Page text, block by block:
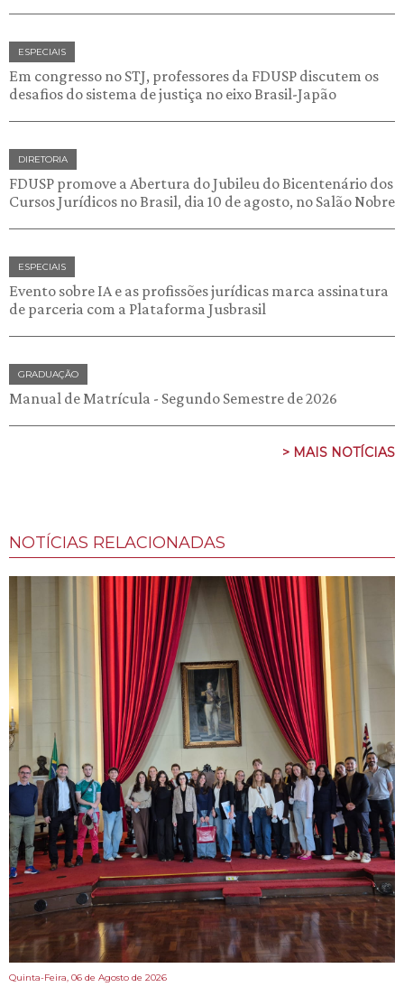
ESPECIAIS
Em congresso no STJ, professores da FDUSP discutem os
desafios do sistema de justiça no eixo Brasil-Japão
DIRETORIA
FDUSP promove a Abertura do Jubileu do Bicentenário dos
Cursos Jurídicos no Brasil, dia 10 de agosto, no Salão Nobre
ESPECIAIS
Evento sobre IA e as profissões jurídicas marca assinatura
de parceria com a Plataforma Jusbrasil
GRADUAÇÃO
Manual de Matrícula - Segundo Semestre de 2026
> MAIS NOTÍCIAS
NOTÍCIAS RELACIONADAS
Quinta-Feira, 06 de Agosto de 2026